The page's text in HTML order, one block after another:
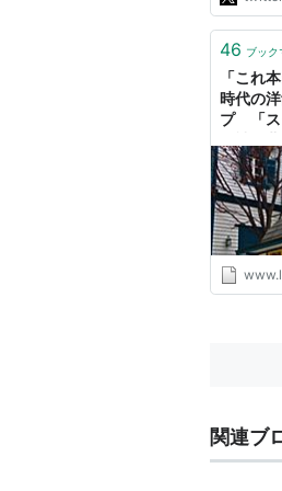
46 ブック
「これ
時代の
プ 「ス
すぎる
関連ブ